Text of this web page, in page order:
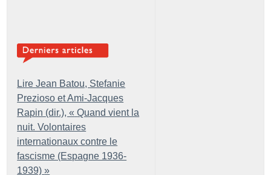
Lire Jean Batou, Stefanie
Prezioso et Ami-Jacques
Rapin (dir.), « Quand vient la
nuit. Volontaires
internationaux contre le
fascisme (Espagne 1936-
1939) »